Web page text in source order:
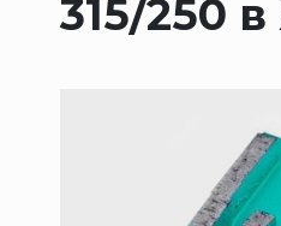
315/250